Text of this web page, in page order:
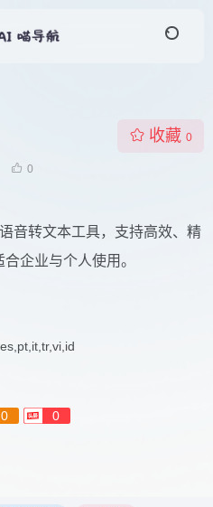
0
收藏 0
音转文本工具，支持高效、精
企业与个人使用。
0 0